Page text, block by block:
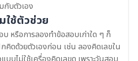
กับตัวเอง
ใช้ตัวช่วย
บ หรือการลองทำข้อสอบเก่าใด ๆ ก็
คิดด้วยตัวเองก่อน เช่น ลองคิดเลขใน